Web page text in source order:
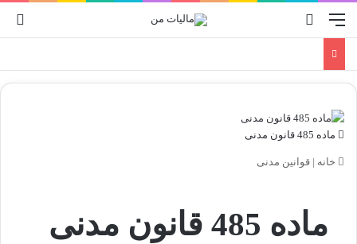
منو
ماده 485 قانون مدنی
خانه | قوانین مدنی
ماده 485 قانون مدنی